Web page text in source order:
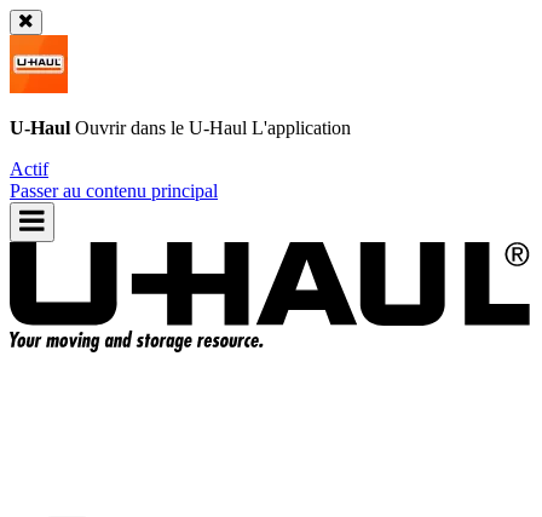
U-Haul Ouvrir dans le U-Haul L'application
Actif
Passer au contenu principal